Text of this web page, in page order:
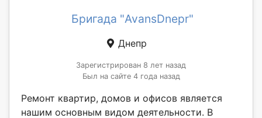
Бригада "AvansDnepr"
Днепр
Зарегистрирован 8 лет назад
Был на сайте 4 года назад
Ремонт квартир, домов и офисов является
нашим основным видом деятельности. В